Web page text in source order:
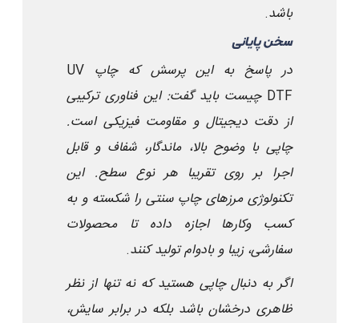
باشد.
سخن پایانی
در پاسخ به این پرسش که چاپ UV
DTF چیست باید گفت: این فناوری ترکیبی
از دقت دیجیتال و مقاومت فیزیکی است.
چاپی با وضوح بالا، ماندگار، شفاف و قابل
اجرا بر روی تقریبا هر نوع سطح. این
تکنولوژی مرزهای چاپ سنتی را شکسته و به
کسب وکارها اجازه داده تا محصولات
سفارشی، زیبا و بادوام تولید کنند.
اگر به دنبال چاپی هستید که نه تنها از نظر
ظاهری درخشان باشد بلکه در برابر سایش،